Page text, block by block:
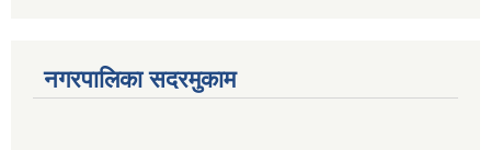
नगरपालिका सदरमुकाम